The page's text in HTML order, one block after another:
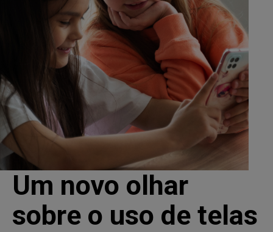
Um novo olhar
sobre o uso de telas